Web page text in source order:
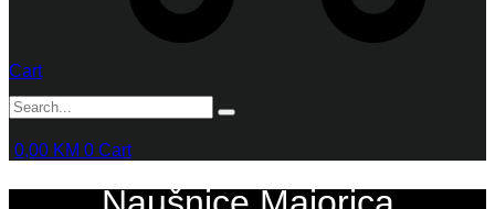
Cart
0,00 KM 0 Cart